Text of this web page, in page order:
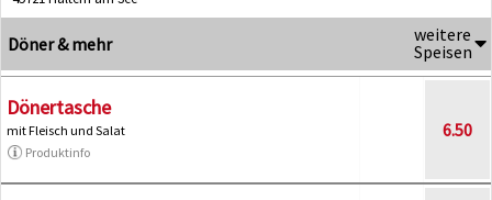
Döner & mehr
weitere
Speisen
Dönertasche
mit Fleisch und Salat
Produktinfo
6.50